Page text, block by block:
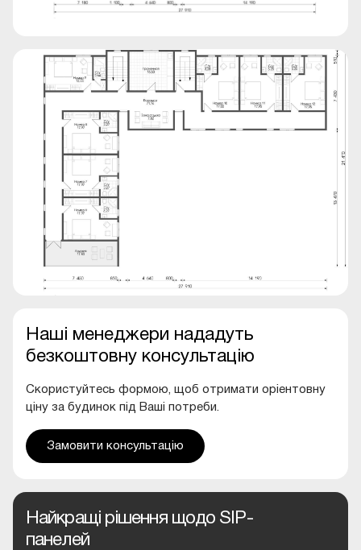
Наші менеджери нададуть
безкоштовну консультацію
Скористуйтесь формою, щоб отримати оріентовну
ціну за будинок під Ваші потреби.
Замовити консультацію
Найкращі рішення щодо SIP-
панелей